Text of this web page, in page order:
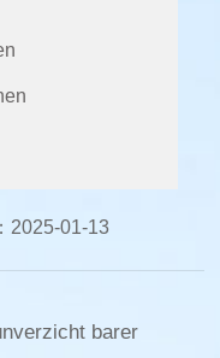
2025-01-13
barer